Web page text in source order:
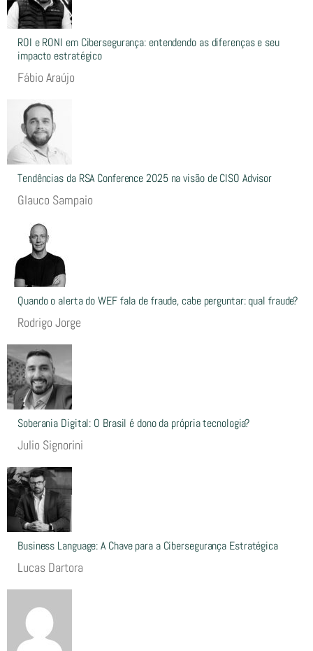
ROI e RONI em Cibersegurança: entendendo as diferenças e seu
impacto estratégico
Fábio Araújo
Tendências da RSA Conference 2025 na visão de CISO Advisor
Glauco Sampaio
Quando o alerta do WEF fala de fraude, cabe perguntar: qual fraude?
Rodrigo Jorge
Soberania Digital: O Brasil é dono da própria tecnologia?
Julio Signorini
Business Language: A Chave para a Cibersegurança Estratégica
Lucas Dartora